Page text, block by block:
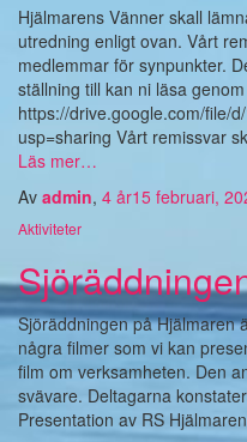
Hjälmarens Vänner skall
utredning enligt ovan. Vårt
medlemmar för synpunkter.
ställning till kan ni läsa
https://drive.google.com/file/
usp=sharing Vårt remissvar
Läs mer…
Av admin, 4 år15 februari,
Aktiviteter
Sjöräddningen på Hjälmaren
några filmer som vi kan
film om verksamheten. Den
svävare. Deltagarna
Presentation av RS